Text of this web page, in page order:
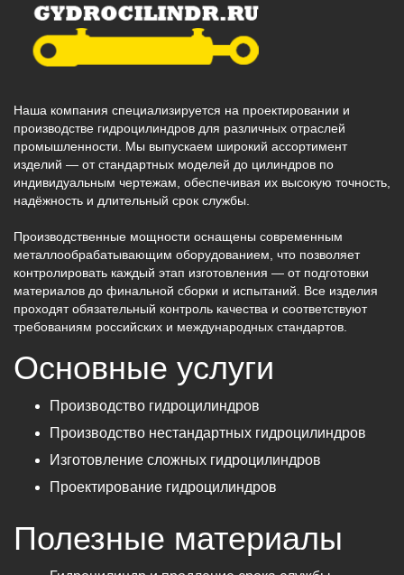
Наша компания специализируется на проектировании и
производстве гидроцилиндров для различных отраслей
промышленности. Мы выпускаем широкий ассортимент
изделий — от стандартных моделей до цилиндров по
индивидуальным чертежам, обеспечивая их высокую точность,
надёжность и длительный срок службы.
Производственные мощности оснащены современным
металлообрабатывающим оборудованием, что позволяет
контролировать каждый этап изготовления — от подготовки
материалов до финальной сборки и испытаний. Все изделия
проходят обязательный контроль качества и соответствуют
требованиям российских и международных стандартов.
Основные услуги
Производство гидроцилиндров
Производство нестандартных гидроцилиндров
Изготовление сложных гидроцилиндров
Проектирование гидроцилиндров
Полезные материалы